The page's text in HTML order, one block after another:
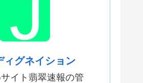
の場合、...
」、増え...
いたこと...
ィグネイション
イト翡翠速報の管